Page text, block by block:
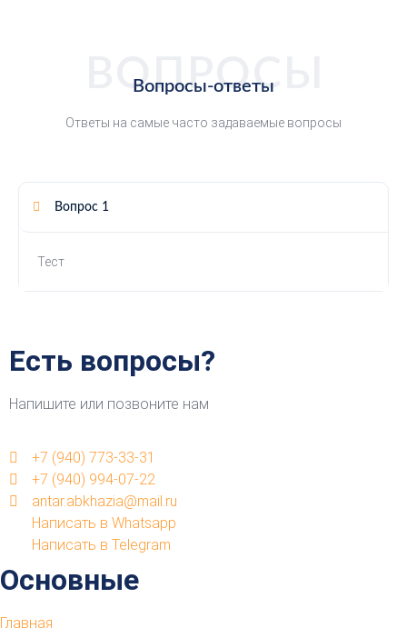
Вопросы-ответы
Ответы на самые часто задаваемые вопросы
Вопрос 1
Тест
ВОПРОСЫ
Есть вопросы?
Напишите или позвоните нам
+7 (940) 773-33-31
+7 (940) 994-07-22
antar.abkhazia@mail.ru
Написать в Whatsapp
Написать в Telegram
Основные
Главная